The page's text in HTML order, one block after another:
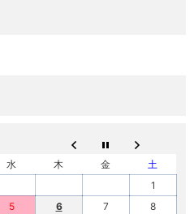
水 木 金
土
1
5 6 7
8